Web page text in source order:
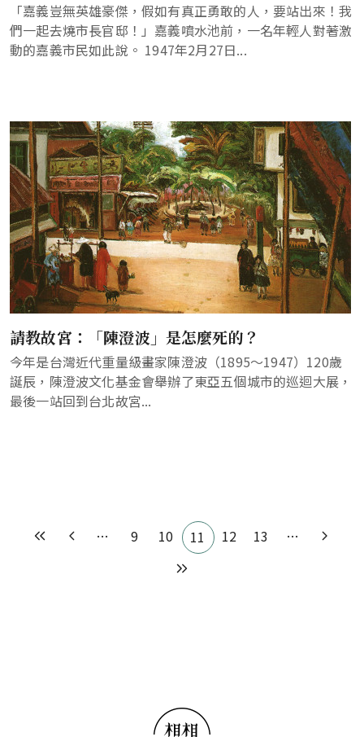
「嘉義豈無英雄豪傑，假如有真正勇敢的人，要站出來！我
們一起去燒市長官邸！」嘉義噴水池前，一名年輕人對著激
動的嘉義市民如此說。 1947年2月27日...
請教故宮：「陳澄波」是怎麼死的？
今年是台灣近代重量級畫家陳澄波（1895～1947）120歲
誕辰，陳澄波文化基金會舉辦了東亞五個城市的巡迴大展，
最後一站回到台北故宮...
Pagination… 9 10 11 12 13 …